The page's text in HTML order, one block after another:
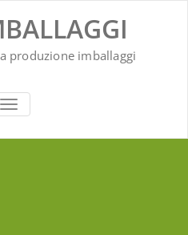
produzione imballaggi
ATTIVA/DISATTIVA MENU DI